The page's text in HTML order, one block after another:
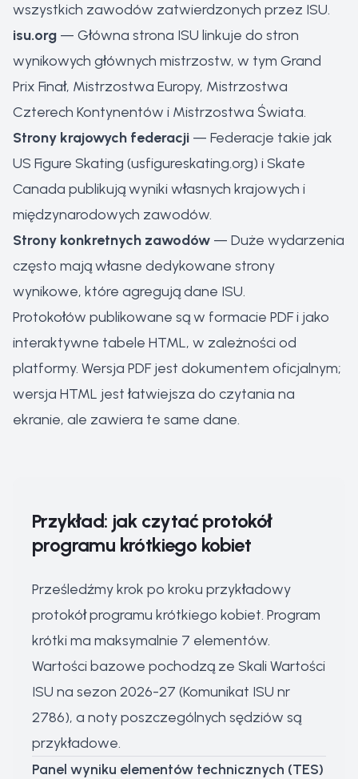
wszystkich zawodów zatwierdzonych przez ISU.
isu.org — Główna strona ISU linkuje do stron
wynikowych głównych mistrzostw, w tym Grand
Prix Finał, Mistrzostwa Europy, Mistrzostwa
Czterech Kontynentów i Mistrzostwa Świata.
Strony krajowych federacji — Federacje takie jak
US Figure Skating (usfigureskating.org) i Skate
Canada publikują wyniki własnych krajowych i
międzynarodowych zawodów.
Strony konkretnych zawodów — Duże wydarzenia
często mają własne dedykowane strony
wynikowe, które agregują dane ISU.
Protokołów publikowane są w formacie PDF i jako
interaktywne tabele HTML, w zależności od
platformy. Wersja PDF jest dokumentem oficjalnym;
wersja HTML jest łatwiejsza do czytania na
ekranie, ale zawiera te same dane.
Przykład: jak czytać protokół
programu krótkiego kobiet
Prześledźmy krok po kroku przykładowy
protokół programu krótkiego kobiet. Program
krótki ma maksymalnie 7 elementów.
Wartości bazowe pochodzą ze Skali Wartości
ISU na sezon 2026-27 (Komunikat ISU nr
2786), a noty poszczególnych sędziów są
przykładowe.
Panel wyniku elementów technicznych (TES)